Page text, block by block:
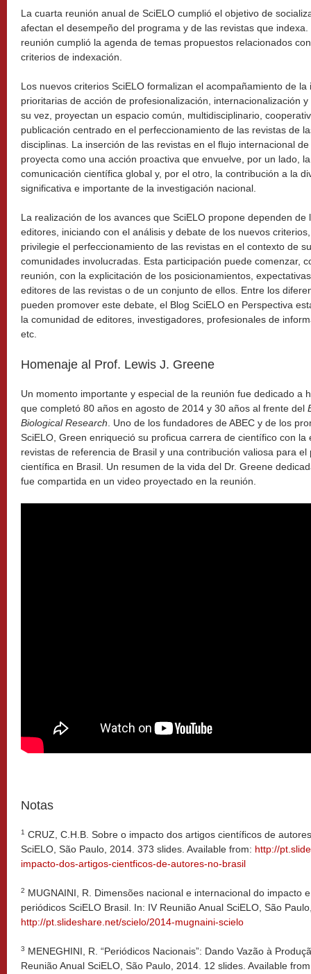
La cuarta reunión anual de SciELO cumplió el objetivo de
afectan el desempeño del programa y de las revistas que
reunión cumplió la agenda de temas propuestos relacionados
criterios de indexación.
Los nuevos criterios SciELO formalizan el acompañamiento de
prioritarias de acción de profesionalización, internacionalización
su vez, proyectan un espacio común, multidisciplinario,
publicación centrado en el perfeccionamiento de las revistas de
disciplinas. La inserción de las revistas en el flujo internacional
proyecta como una acción proactiva que envuelve, por un lado,
comunicación científica global y, por el otro, la contribución a la
significativa e importante de la investigación nacional.
La realización de los avances que SciELO propone dependen de
editores, iniciando con el análisis y debate de los nuevos
privilegie el perfeccionamiento de las revistas en el contexto de
comunidades involucradas. Esta participación puede comenzar,
reunión, con la explicitación de los posicionamientos,
editores de las revistas o de un conjunto de ellos. Entre los
pueden promover este debate, el Blog SciELO en Perspectiva
la comunidad de editores, investigadores, profesionales de
etc.
Homenaje al Prof. Lewis J. Greene
Un momento importante y especial de la reunión fue dedicado a
que completó 80 años en agosto de 2014 y 30 años al frente del
Biological Research. Uno de los fundadores de ABEC y de los
SciELO, Green enriqueció su proficua carrera de científico con
revistas de referencia de Brasil y una contribución valiosa para
científica en Brasil. Un resumen de la vida del Dr. Greene
fue compartida en un video proyectado en la reunión.
Notas
1 CRUZ, C.H.B. Sobre o impacto dos artigos científicos de
SciELO, São Paulo, 2014. 373 slides. Available from: http://
impacto-dos-artigos-cientficos-de-autores-no-brasil
2 MUGNAINI, R. Dimensões nacional e internacional do impacto
periódicos SciELO Brasil. In: IV Reunião Anual SciELO, São
http://pt.slideshare.net/scielo/2014-mugnaini-scielo
3 MENEGHINI, R. “Periódicos Nacionais”: Dando Vazão à
Reunião Anual SciELO, São Paulo, 2014. 12 slides. Available